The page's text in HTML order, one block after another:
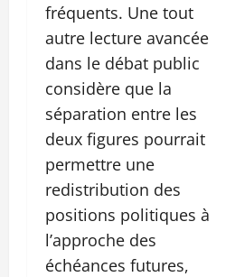
fréquents. Une tout
autre lecture avancée
dans le débat public
considère que la
séparation entre les
deux figures pourrait
permettre une
redistribution des
positions politiques à
l’approche des
échéances futures,